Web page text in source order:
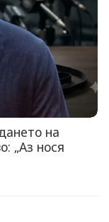
на
„Аз нося